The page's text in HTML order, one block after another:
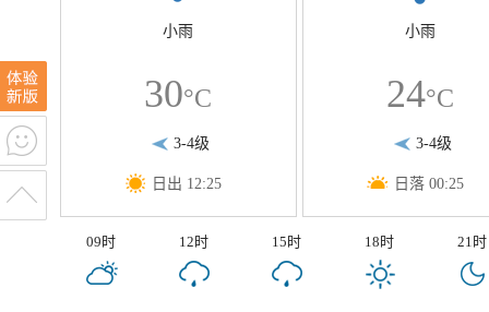
小雨
30°C
3-4级
日出 12:25
小雨
24°C
3-4级
日落 00:25
09时 12时 15时 18时 21时